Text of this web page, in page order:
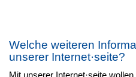
Welche weiteren
unserer Internet·seite?